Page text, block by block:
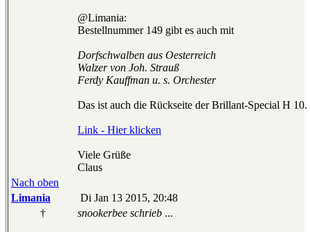
@Limania:
Bestellnummer 149 gibt es auch mit
Dorfschwalben aus Oesterreich
Walzer von Joh. Strauß
Ferdy Kauffman u. s. Orchester
Das ist auch die Rückseite der Brillant-Special H 10.
Link - Hier klicken
Viele Grüße
Claus
Nach oben
Limania
Di Jan 13 2015, 20:48
†
snookerbee schrieb ...